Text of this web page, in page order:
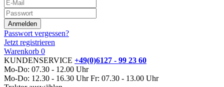
Passwort vergessen?
Jetzt registrieren
Warenkorb 0
KUNDENSERVICE +49(0)6127 - 99 23 60
Mo-Do: 07.30 - 12.00 Uhr
Mo-Do: 12.30 - 16.30 Uhr Fr: 07.30 - 13.00 Uhr